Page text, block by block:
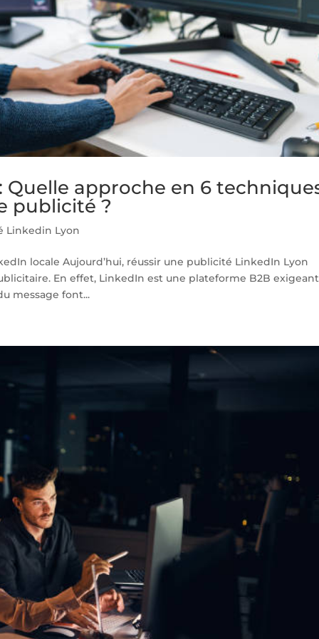
approche en 6
publicité ?
Linkedin Lyon
locale Aujourd’hui, réussir une publicité LinkedIn Lyon
En effet, LinkedIn est une plateforme B2B
message font...